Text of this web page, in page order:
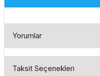
Yorumlar
Taksit Seçenekleri